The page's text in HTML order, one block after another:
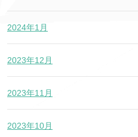
2024年1月
2023年12月
2023年11月
2023年10月